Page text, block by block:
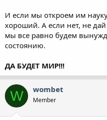
И если мы откроем им
хороший. А если нет, не
мы все равно будем
состоянию.
ДА БУДЕТ МИР!!!
W wombet
Member